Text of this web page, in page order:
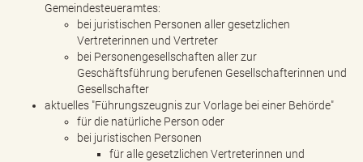
Gemeindesteueramtes:
bei juristischen Personen aller gesetzlichen
Vertreterinnen und Vertreter
bei Personengesellschaften aller zur
Geschäftsführung berufenen Gesellschafterinnen und
Gesellschafter
aktuelles "Führungszeugnis zur Vorlage bei einer Behörde"
für die natürliche Person oder
bei juristischen Personen
für alle gesetzlichen Vertreterinnen und